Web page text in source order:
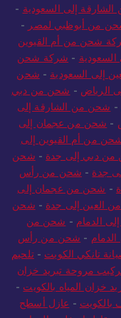
إلى السعودية -
من أبوظبي لمصر -
شحن من أم القيوين
- شركة شحن
إلى السعودية - شحن
الرياض - شحن من دبي
- شحن من الشارقة إلى
- شحن من عجمان إلى
من أم القيوين إلى
دبي إلى جدة - شحن
جدة - شحن من رأس
- شحن من عجمان إلى
العين إلى جدة - شحن
الدمام - شحن من
- شحن من رأس
تانكي الكويت -تلحيم
مروحة تبريد خزان
خزان المياه بالكويت -
بالكويت - عازل أسطح